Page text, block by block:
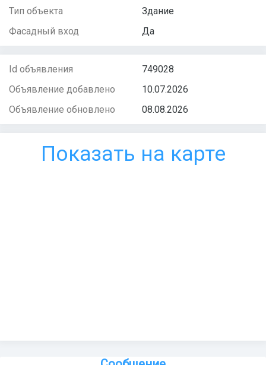
Тип объекта
Здание
Фасадный вход
Да
Id объявления
749028
Объявление добавлено
10.07.2026
Объявление обновлено
08.08.2026
Показать на карте